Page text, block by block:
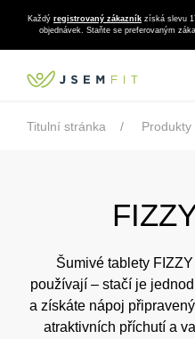
Každý registrovaný zákazník získá slevu
objednávek. Staňte se preferovaným
Titulní stránka Produkty
Šumivé tablety
používají – stačí je
a získáte nápoj
atraktivních příchutí a